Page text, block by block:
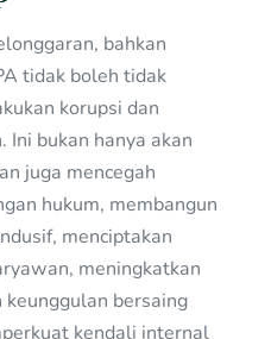
bahkan
tidak boleh tidak
korupsi dan
Ini bukan hanya akan
juga mencegah
hukum, membangun
menciptakan
meningkatkan
bersaing
kendali internal